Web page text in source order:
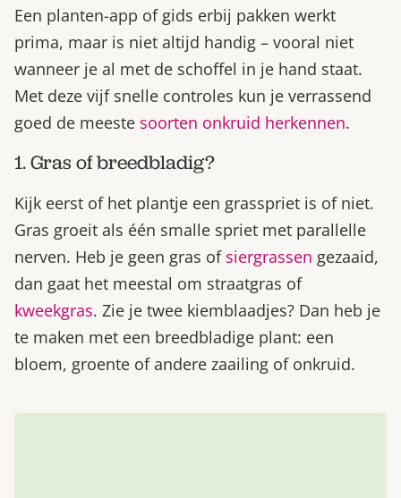
Een planten-app of gids erbij pakken werkt
prima, maar is niet altijd handig – vooral niet
wanneer je al met de schoffel in je hand staat.
Met deze vijf snelle controles kun je verrassend
goed de meeste soorten onkruid herkennen.
1. Gras of breedbladig?
Kijk eerst of het plantje een grasspriet is of niet.
Gras groeit als één smalle spriet met parallelle
nerven. Heb je geen gras of siergrassen gezaaid,
dan gaat het meestal om straatgras of
kweekgras. Zie je twee kiemblaadjes? Dan heb je
te maken met een breedbladige plant: een
bloem, groente of andere zaailing of onkruid.